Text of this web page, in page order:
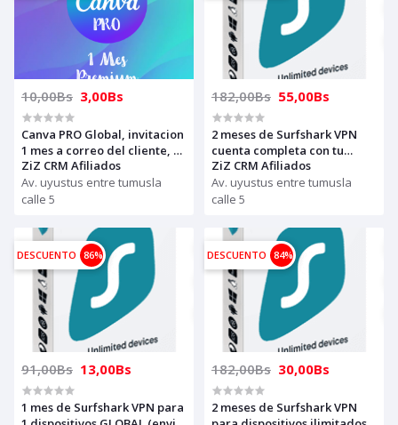
10,00Bs 3,00Bs
Canva PRO Global, invitacion
1 mes a correo del cliente, se
puede renovar con otra
invitación
ZiZ CRM Afiliados
Av. uyustus entre tumusla
calle 5
182,00Bs 55,00Bs
2 meses de Surfshark VPN
cuenta completa con tu
correo, GLOBAL (envia tu
correo, para activar vía
soporte o por WhatsApp)
ZiZ CRM Afiliados
Av. uyustus entre tumusla
calle 5
DESCUENTO 86%
91,00Bs 13,00Bs
1 mes de Surfshark VPN para
DESCUENTO 84%
182,00Bs 30,00Bs
2 meses de Surfshark VPN